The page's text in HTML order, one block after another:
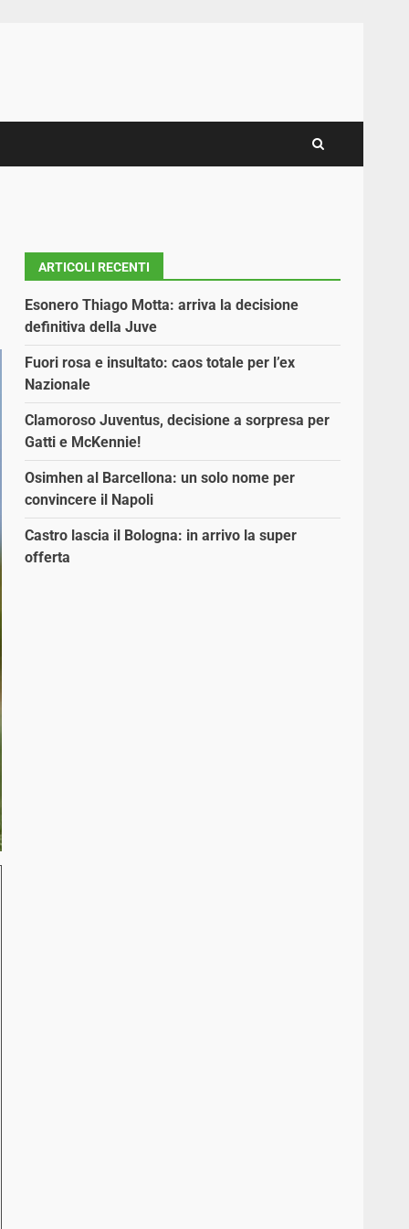
ARTICOLI RECENTI
Esonero Thiago Motta: arriva la decisione
definitiva della Juve
Fuori rosa e insultato: caos totale per l’ex
Nazionale
Clamoroso Juventus, decisione a sorpresa per
Gatti e McKennie!
Osimhen al Barcellona: un solo nome per
convincere il Napoli
Castro lascia il Bologna: in arrivo la super
offerta